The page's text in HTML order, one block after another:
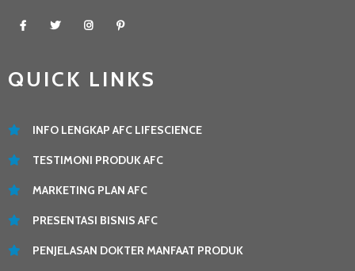
QUICK LINKS
INFO LENGKAP AFC LIFESCIENCE
TESTIMONI PRODUK AFC
MARKETING PLAN AFC
PRESENTASI BISNIS AFC
PENJELASAN DOKTER MANFAAT PRODUK